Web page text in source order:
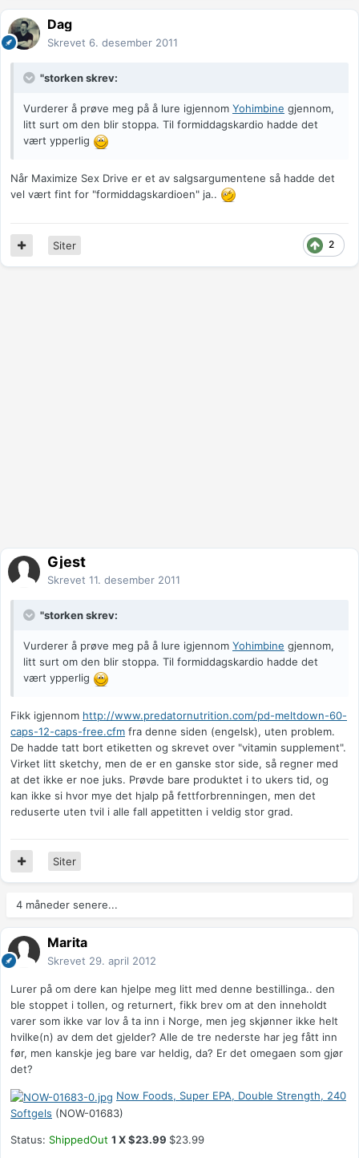
Dag
Skrevet 6. desember 2011
"storken skrev:
Vurderer å prøve meg på å lure igjennom Yohimbine gjennom,
litt surt om den blir stoppa. Til formiddagskardio hadde det
vært ypperlig
Når Maximize Sex Drive er et av salgsargumentene så hadde det
vel vært fint for "formiddagskardioen" ja..
2
Siter
Gjest
Skrevet 11. desember 2011
"storken skrev:
Vurderer å prøve meg på å lure igjennom Yohimbine gjennom,
litt surt om den blir stoppa. Til formiddagskardio hadde det
vært ypperlig
Fikk igjennom http://www.predatornutrition.com/pd-meltdown-60-
caps-12-caps-free.cfm fra denne siden (engelsk), uten problem.
De hadde tatt bort etiketten og skrevet over "vitamin supplement".
Virket litt sketchy, men de er en ganske stor side, så regner med
at det ikke er noe juks. Prøvde bare produktet i to ukers tid, og
kan ikke si hvor mye det hjalp på fettforbrenningen, men det
reduserte uten tvil i alle fall appetitten i veldig stor grad.
Siter
4 måneder senere...
Marita
Skrevet 29. april 2012
Lurer på om dere kan hjelpe meg litt med denne bestillinga.. den
ble stoppet i tollen, og returnert, fikk brev om at den inneholdt
varer som ikke var lov å ta inn i Norge, men jeg skjønner ikke helt
hvilke(n) av dem det gjelder? Alle de tre nederste har jeg fått inn
før, men kanskje jeg bare var heldig, da? Er det omegaen som gjør
det?
Now Foods, Super EPA, Double Strength, 240
Softgels (NOW-01683)
Status: ShippedOut 1 X $23.99 $23.99